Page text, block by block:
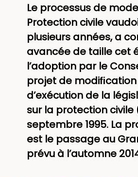
Le processus de
Protection civile
plusieurs années, a
avancée de taille cet
l’adoption par le
projet de modiﬁcation
d’exécution de la
sur la protection civile
septembre 1995. La
est le passage au
prévu à l’automne